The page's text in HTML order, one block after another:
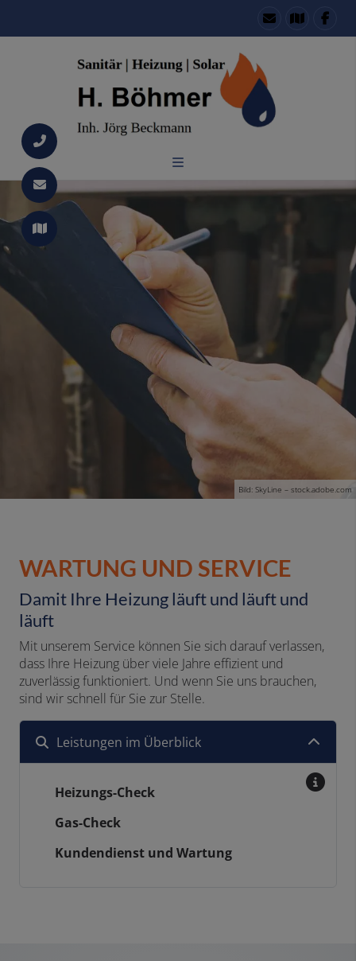
Bild: SkyLine – stock.adobe.com
WARTUNG UND SERVICE
Damit Ihre Heizung läuft und läuft und
läuft
Mit unserem Service können Sie sich darauf verlassen,
dass Ihre Heizung über viele Jahre effizient und
zuverlässig funktioniert. Und wenn Sie uns brauchen,
sind wir schnell für Sie zur Stelle.
Leistungen im Überblick
Heizungs-Check
Gas-Check
Kundendienst und Wartung